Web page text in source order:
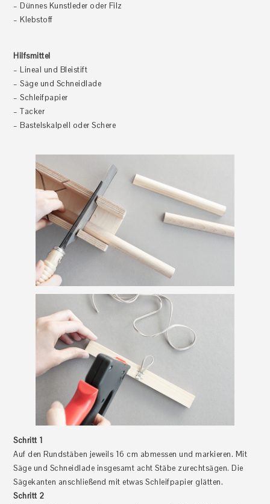
– Dünnes Kunstleder oder Filz
– Klebstoff
Hilfsmittel
– Lineal und Bleistift
– Säge und Schneidlade
– Schleifpapier
– Tacker
– Bastelskalpell oder Schere
Schritt 1
Auf den Rundstäben jeweils 16 cm abmessen und markieren. Mit
Säge und Schneidlade insgesamt acht Stäbe zurechtsägen. Die
Sägekanten anschließend mit etwas Schleifpapier glätten.
Schritt 2